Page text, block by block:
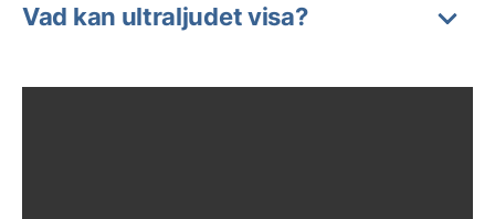
Vad kan ultraljudet visa?